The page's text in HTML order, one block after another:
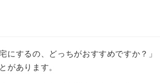
にするの、どっちがおすすめですか？」
があります。